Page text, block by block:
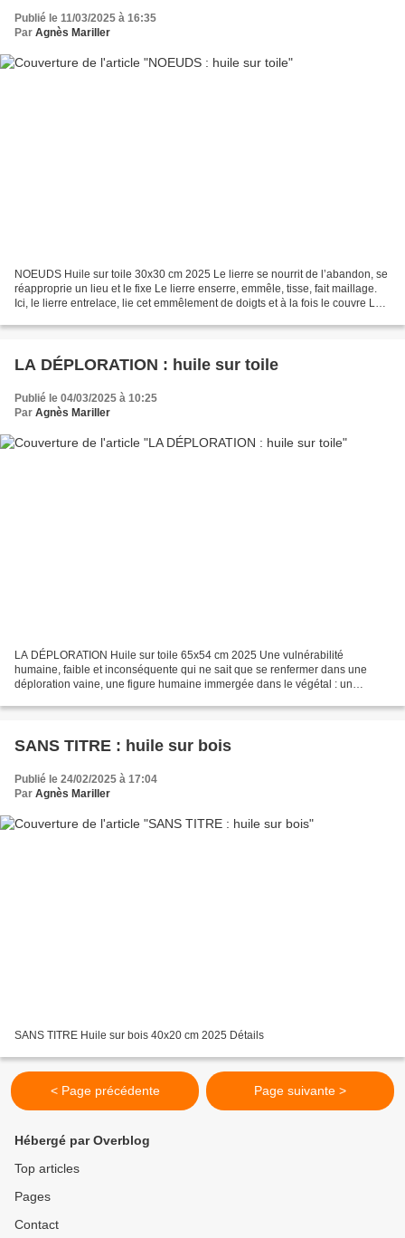
Publié le 11/03/2025 à 16:35
Par Agnès Mariller
NOEUDS Huile sur toile 30x30 cm 2025 Le lierre se nourrit de l’abandon, se
réapproprie un lieu et le fixe Le lierre enserre, emmêle, tisse, fait maillage.
Ici, le lierre entrelace, lie cet emmêlement de doigts et à la fois le couvre Le
LA DÉPLORATION : huile sur toile
Publié le 04/03/2025 à 10:25
Par Agnès Mariller
LA DÉPLORATION Huile sur toile 65x54 cm 2025 Une vulnérabilité
humaine, faible et inconséquente qui ne sait que se renfermer dans une
déploration vaine, une figure humaine immergée dans le végétal : un
SANS TITRE : huile sur bois
Publié le 24/02/2025 à 17:04
Par Agnès Mariller
SANS TITRE Huile sur bois 40x20 cm 2025 Détails
< Page précédente Page suivante >
Hébergé par Overblog
Top articles
Pages
Contact